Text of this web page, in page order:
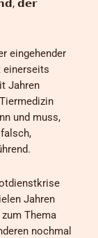
𝗱𝗲𝗿
eingehender
einerseits
Jahren
und muss,
Jahren
Thema
nochmal